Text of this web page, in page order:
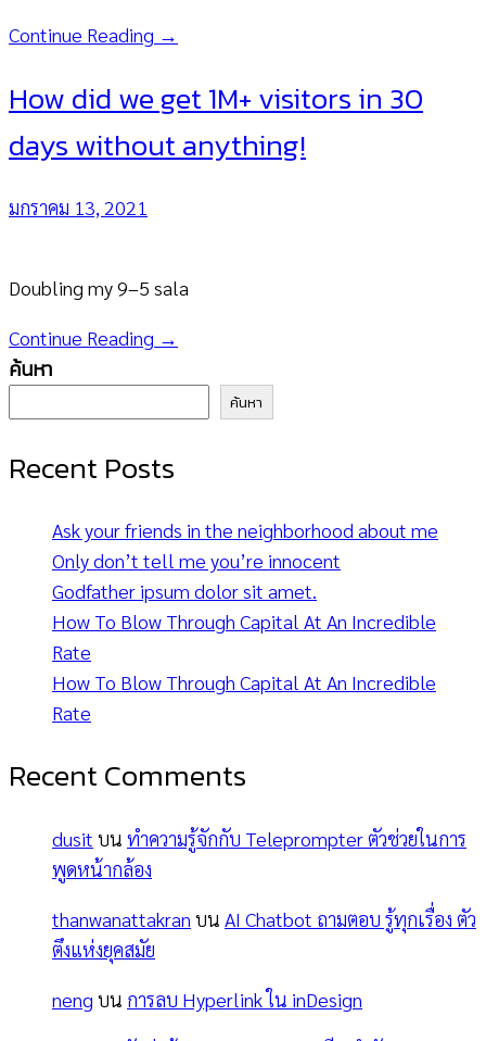
Continue Reading →
How did we get 1M+ visitors in 30
days without anything!
มกราคม 13, 2021
Doubling my 9–5 sala
Continue Reading →
ค้นหา
ค้นหา
Recent Posts
Ask your friends in the neighborhood about me
Only don’t tell me you’re innocent
Godfather ipsum dolor sit amet.
How To Blow Through Capital At An Incredible
Rate
How To Blow Through Capital At An Incredible
Rate
Recent Comments
dusit บน ทำความรู้จักกับ Teleprompter ตัวช่วยในการ
พูดหน้ากล้อง
thanwanattakran บน AI Chatbot ถามตอบ รู้ทุกเรื่อง ตัว
ตึงแห่งยุคสมัย
neng บน การลบ Hyperlink ใน inDesign